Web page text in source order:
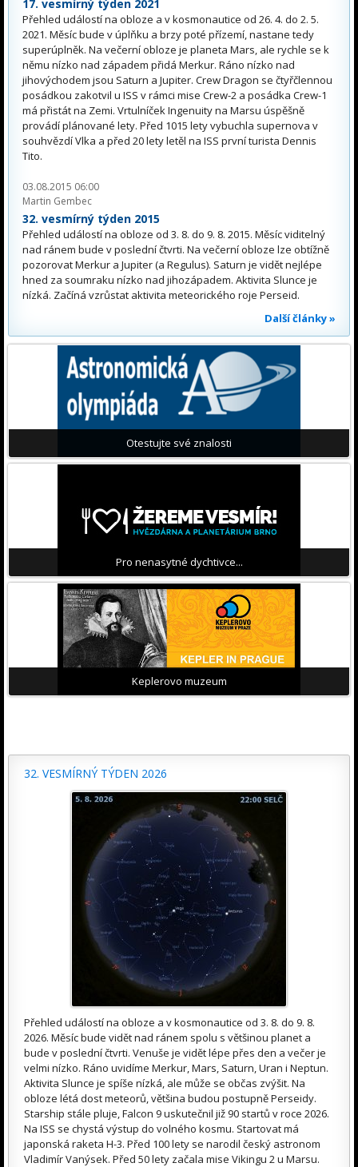
17. vesmírný týden 2021
Přehled událostí na obloze a v kosmonautice od 26. 4. do 2. 5.
2021. Měsíc bude v úplňku a brzy poté přízemí, nastane tedy
superúplněk. Na večerní obloze je planeta Mars, ale rychle se k
němu nízko nad západem přidá Merkur. Ráno nízko nad
jihovýchodem jsou Saturn a Jupiter. Crew Dragon se čtyřčlennou
posádkou zakotvil u ISS v rámci mise Crew-2 a posádka Crew-1
má přistát na Zemi. Vrtulníček Ingenuity na Marsu úspěšně
provádí plánované lety. Před 1015 lety vybuchla supernova v
souhvězdí Vlka a před 20 lety letěl na ISS první turista Dennis
Tito.
03.08.2015 06:00
Martin Gembec
32. vesmírný týden 2015
Přehled událostí na obloze od 3. 8. do 9. 8. 2015. Měsíc viditelný
nad ránem bude v poslední čtvrti. Na večerní obloze lze obtížně
pozorovat Merkur a Jupiter (a Regulus). Saturn je vidět nejlépe
hned za soumraku nízko nad jihozápadem. Aktivita Slunce je
nízká. Začíná vzrůstat aktivita meteorického roje Perseid.
Další články »
Otestujte své znalosti
Pro nenasytné dychtivce...
Keplerovo muzeum
32. VESMÍRNÝ TÝDEN 2026
Přehled událostí na obloze a v kosmonautice od 3. 8. do 9. 8.
2026. Měsíc bude vidět nad ránem spolu s většinou planet a
bude v poslední čtvrti. Venuše je vidět lépe přes den a večer je
velmi nízko. Ráno uvidíme Merkur, Mars, Saturn, Uran i Neptun.
Aktivita Slunce je spíše nízká, ale může se občas zvýšit. Na
obloze létá dost meteorů, většina budou postupně Perseidy.
Starship stále pluje, Falcon 9 uskutečnil již 90 startů v roce 2026.
Na ISS se chystá výstup do volného kosmu. Startovat má
japonská raketa H-3. Před 100 lety se narodil český astronom
Vladimír Vanýsek. Před 50 lety začala mise Vikingu 2 u Marsu.